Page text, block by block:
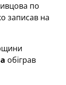
по
записав на
обіграв